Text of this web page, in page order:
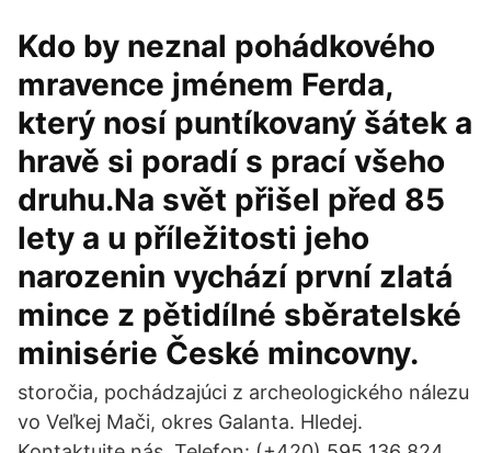
Kdo by neznal pohádkového
mravence jménem Ferda,
který nosí puntíkovaný šátek a
hravě si poradí s prací všeho
druhu.Na svět přišel před 85
lety a u příležitosti jeho
narozenin vychází první zlatá
mince z pětidílné sběratelské
minisérie České mincovny.
storočia, pochádzajúci z archeologického nálezu
vo Veľkej Mači, okres Galanta. Hledej.